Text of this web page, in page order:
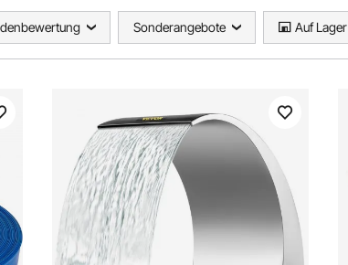
Sonderangebote Auf Lager